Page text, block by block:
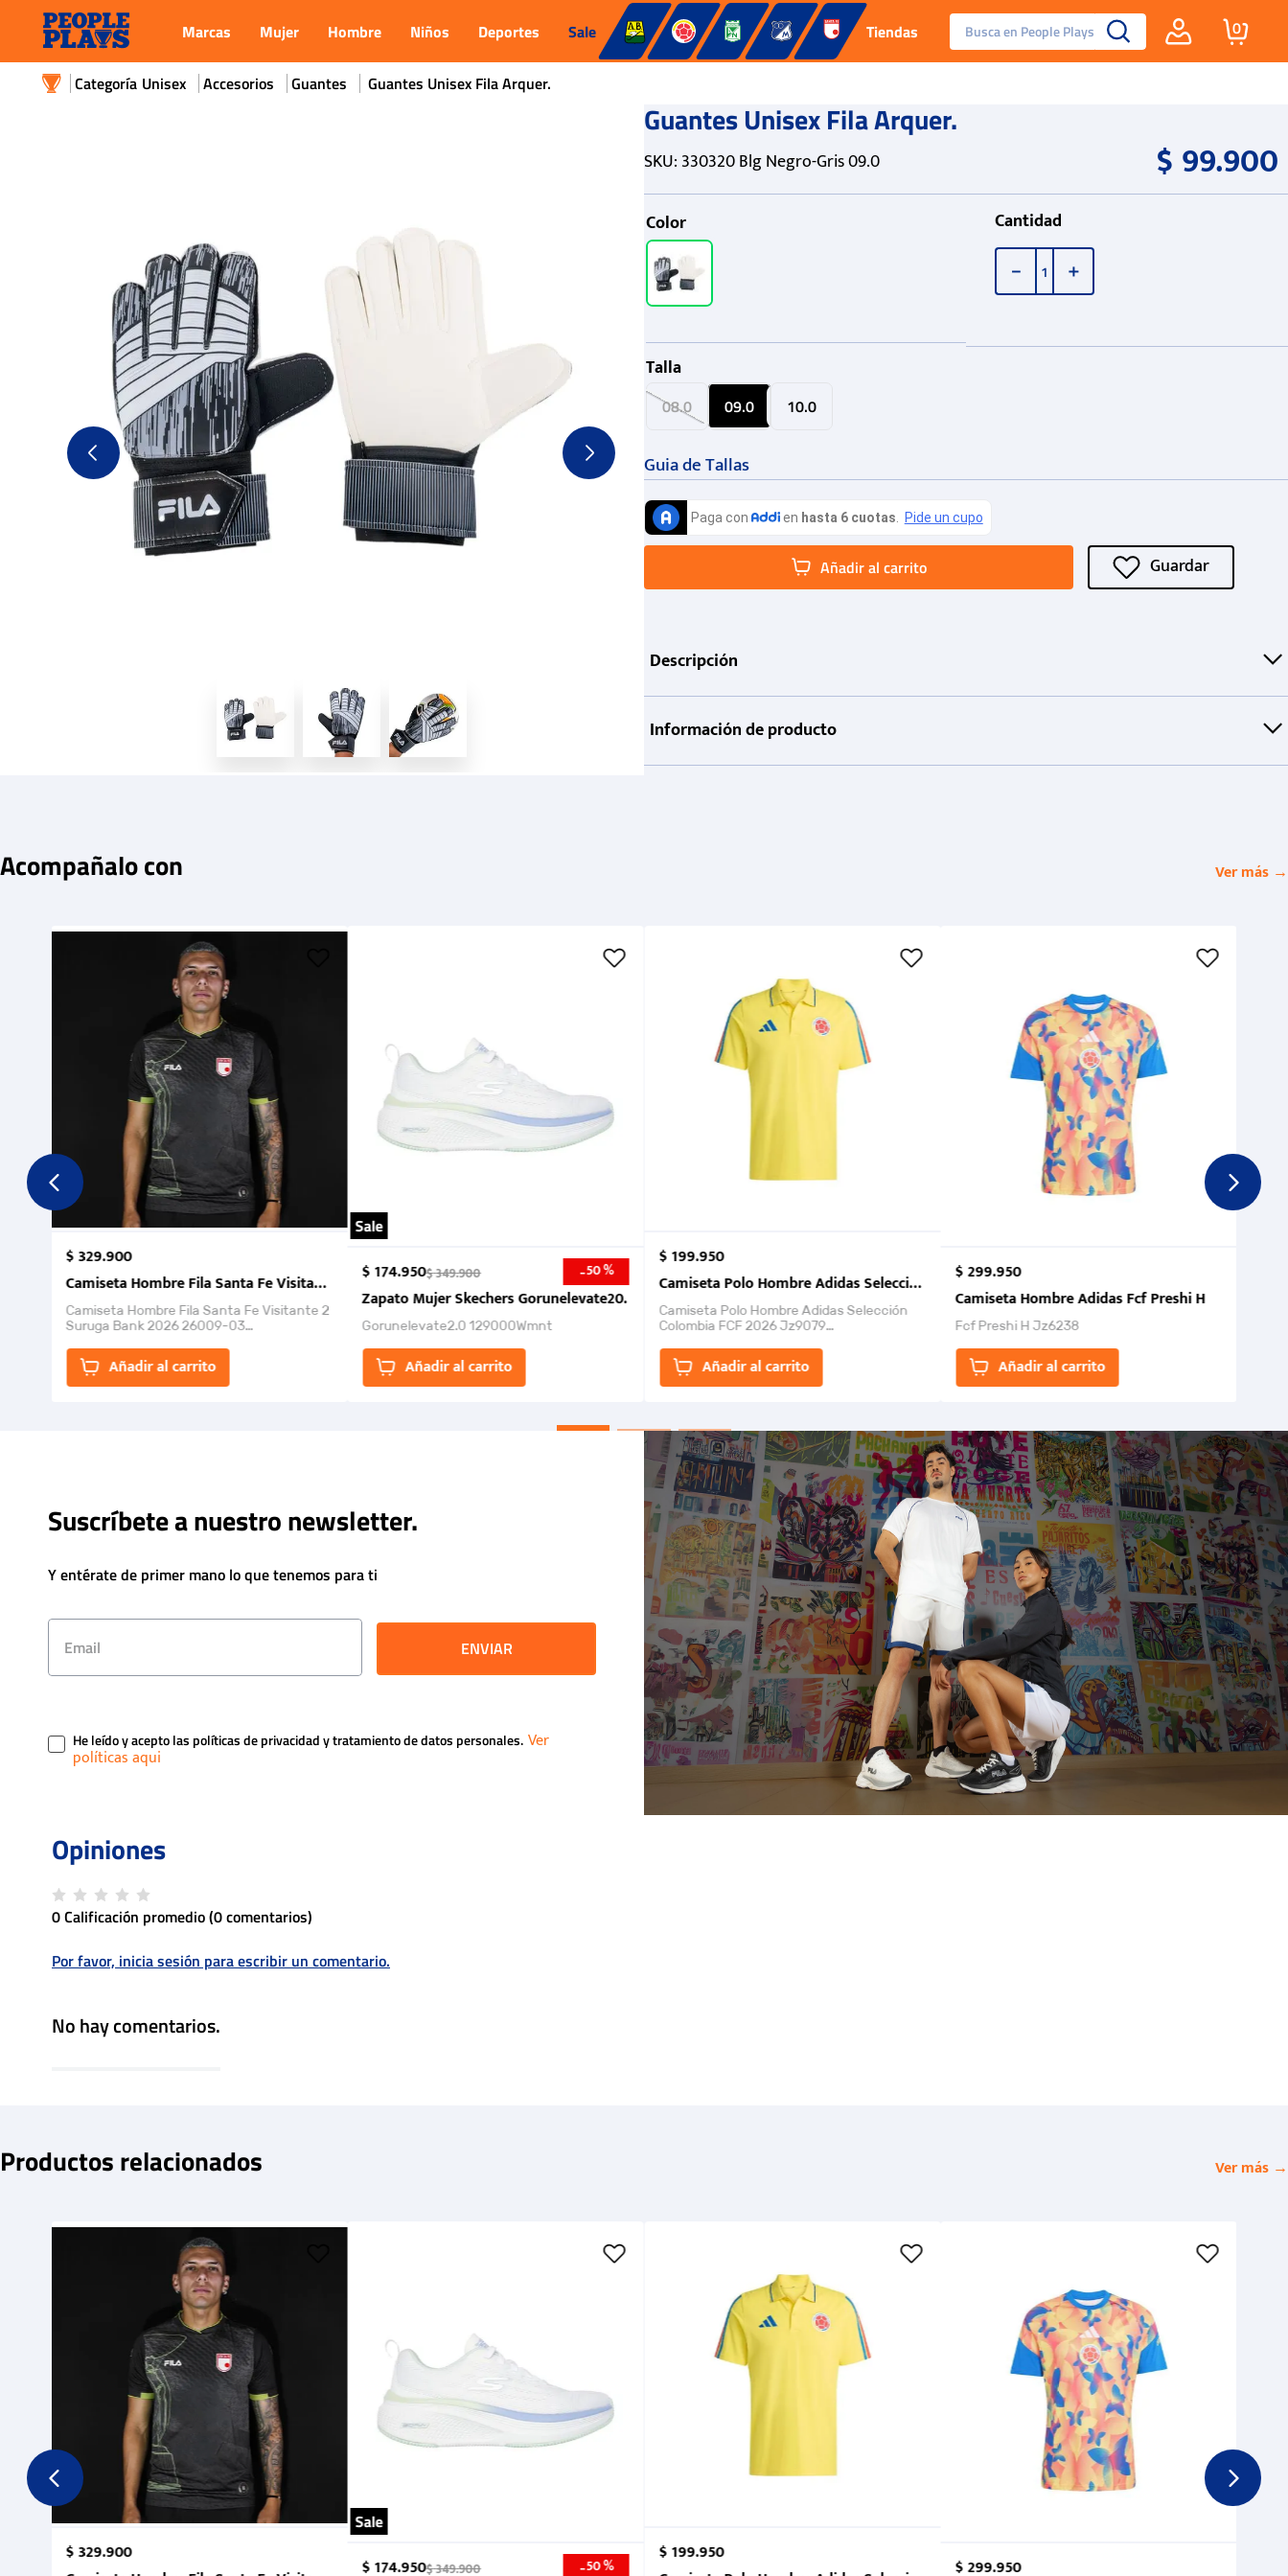
Marcas Mujer Hombre Niños Deportes Sale Tiendas Busca en People Plays
Tenis
Reebok Fashion
0
Unisex Accesorios Guantes Guantes Unisex Fila Arquer.
Guantes Unisex Fila Arquer.
SKU:330320 Blg Negro-Gris 09.0 $99.900
Color
Talla
08.0 09.0 10.0
Guia de Tallas
Cantidad
＋
－
Añadir al carrito
Descripción
Información de producto
Acompañalo con Ver más →
$329.900
Camiseta Hombre Fila Santa Fe Visitante 2 Suruga Bank 2026
Camiseta Hombre Fila Santa Fe Visitante 2
Suruga Bank 2026 26009-03
la Et...
Añadir al carrito
Sale
$174.950$349.900 -50 %
Zapato Mujer Skechers Gorunelevate20.
Gorunelevate2.0 129000Wmnt
Añadir al carrito
$199.950
Camiseta Polo Hombre Adidas Selección Colombia FCF 2026.
Camiseta Polo Hombre Adidas Selección
Colombia FCF 2026 Jz9079
un estilo de...Añadir al carrito
$299.950
Camiseta Hombre Adidas Fcf Preshi H
Fcf Preshi H Jz6238
Añadir al carrito
Suscríbete a nuestro newsletter.
Y entérate de primer mano lo que tenemos para ti
ENVIAR
He leído y acepto las políticas de privacidad y tratamiento de datos personales.
0 Calificación promedio(0 comentarios)
Por favor, inicia sesión para escribir un comentario.
No hay comentarios.
Productos relacionados Ver más →
$329.900
Sale
$174.950$349.900 -50 %
$199.950
$299.950